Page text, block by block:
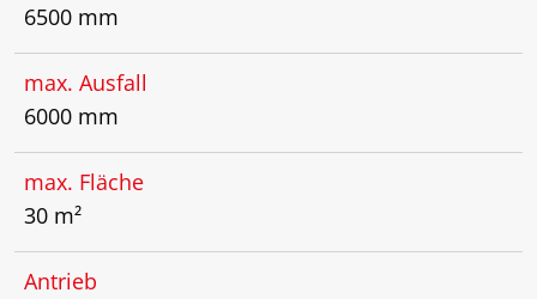
6500 mm
max. Ausfall
6000 mm
max. Fläche
30 m²
Antrieb